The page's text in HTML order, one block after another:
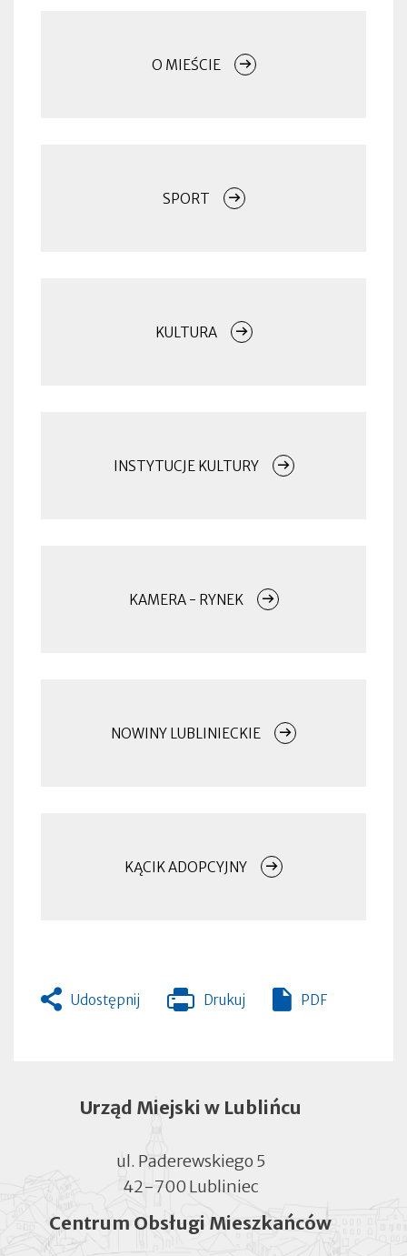
O MIEŚCIE
SPORT
KULTURA
INSTYTUCJE KULTURY
KAMERA - RYNEK
Otworzy
NOWINY LUBLINIECKIE
KĄCIK ADOPCYJNY
Udostępnij Drukuj
Otworzy
PDF
Urząd Miejski w Lublińcu
ul. Paderewskiego 5
42-700 Lubliniec
Centrum Obsługi Mieszkańców